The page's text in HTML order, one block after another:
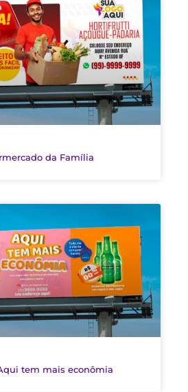
da Família
tem mais econômia